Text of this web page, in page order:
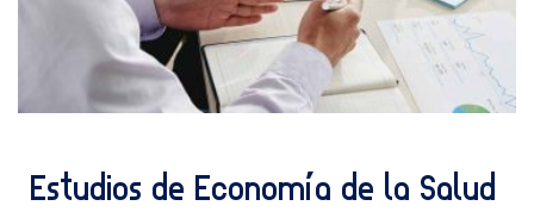
Estudios de Economía de la Salud